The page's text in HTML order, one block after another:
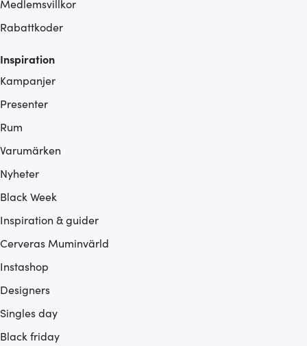
Medlemsvillkor
Rabattkoder
Inspiration
Kampanjer
Presenter
Rum
Varumärken
Nyheter
Black Week
Inspiration & guider
Cerveras Muminvärld
Instashop
Designers
Singles day
Black friday